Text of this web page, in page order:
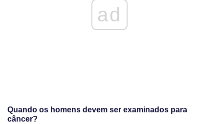
ad
Quando os homens devem ser examinados para
câncer?